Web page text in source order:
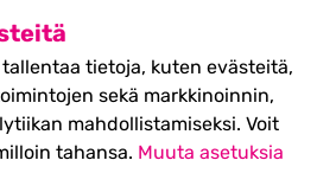
tietoja, kuten evästeitä,
sekä markkinoinnin,
mahdollistamiseksi. Voit
tahansa. Muuta asetuksia
Festival
Turku - liput
>>